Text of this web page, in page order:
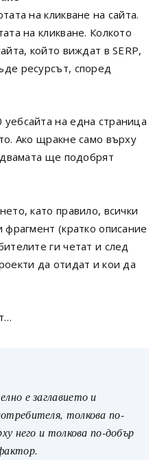
на кликване на сайта.
на кликване. Колкото
който виждат в SERP,
ресурсът, според
на една страница
Ако щракне само върху
ще подобрят
като правило, всички
фрагмент (кратко описание
ги четат и след
да отидат и кои да
е заглавието и
толкова по-
него и толкова по-добър